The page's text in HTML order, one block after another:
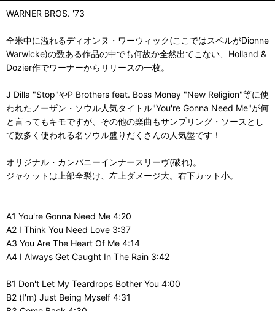
WARNER BROS. '73
全米中に溢れるディオンヌ・ワーウィック(ここではスペルがDionne
Warwicke)の数ある作品の中でも何故か全然出てこない、Holland &
Dozier作でワーナーからリリースの一枚。
J Dilla "Stop"やP Brothers feat. Boss Money "New Religion"等に使
われたノーザン・ソウル人気タイトル"You're Gonna Need Me"が何
と言ってもキモですが、その他の楽曲もサンプリング・ソースとし
て数多く使われる名ソウル盛りだくさんの人気盤です！
オリジナル・カンパニーインナースリーヴ(破れ)。
ジャケットは上部全裂け、左上ダメージ大。右下カット小。
A1 You're Gonna Need Me 4:20
A2 I Think You Need Love 3:37
A3 You Are The Heart Of Me 4:14
A4 I Always Get Caught In The Rain 3:42
B1 Don't Let My Teardrops Bother You 4:00
B2 (I'm) Just Being Myself 4:31